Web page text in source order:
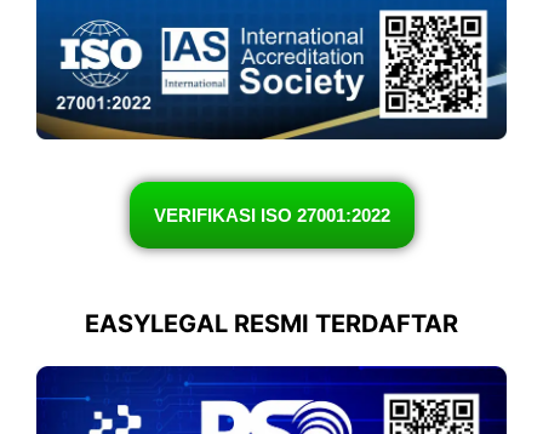
VERIFIKASI ISO 27001:2022
EASYLEGAL RESMI TERDAFTAR